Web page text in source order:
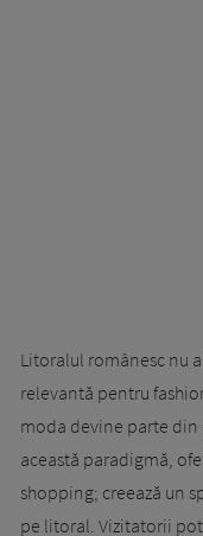
Litoralul românesc nu
relevantă pentru
moda devine parte din
această paradigmă,
shopping; creează un
pe litoral. Vizitatorii